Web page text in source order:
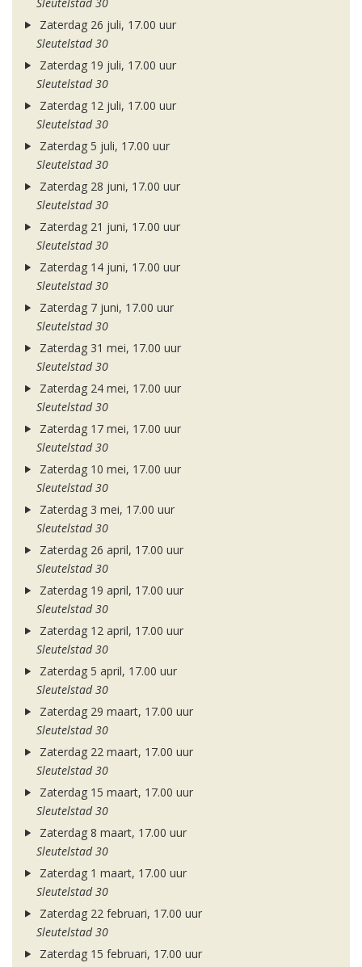
Sleutelstad 30
Zaterdag 26 juli, 17.00 uur
Sleutelstad 30
Zaterdag 19 juli, 17.00 uur
Sleutelstad 30
Zaterdag 12 juli, 17.00 uur
Sleutelstad 30
Zaterdag 5 juli, 17.00 uur
Sleutelstad 30
Zaterdag 28 juni, 17.00 uur
Sleutelstad 30
Zaterdag 21 juni, 17.00 uur
Sleutelstad 30
Zaterdag 14 juni, 17.00 uur
Sleutelstad 30
Zaterdag 7 juni, 17.00 uur
Sleutelstad 30
Zaterdag 31 mei, 17.00 uur
Sleutelstad 30
Zaterdag 24 mei, 17.00 uur
Sleutelstad 30
Zaterdag 17 mei, 17.00 uur
Sleutelstad 30
Zaterdag 10 mei, 17.00 uur
Sleutelstad 30
Zaterdag 3 mei, 17.00 uur
Sleutelstad 30
Zaterdag 26 april, 17.00 uur
Sleutelstad 30
Zaterdag 19 april, 17.00 uur
Sleutelstad 30
Zaterdag 12 april, 17.00 uur
Sleutelstad 30
Zaterdag 5 april, 17.00 uur
Sleutelstad 30
Zaterdag 29 maart, 17.00 uur
Sleutelstad 30
Zaterdag 22 maart, 17.00 uur
Sleutelstad 30
Zaterdag 15 maart, 17.00 uur
Sleutelstad 30
Zaterdag 8 maart, 17.00 uur
Sleutelstad 30
Zaterdag 1 maart, 17.00 uur
Sleutelstad 30
Zaterdag 22 februari, 17.00 uur
Sleutelstad 30
Zaterdag 15 februari, 17.00 uur